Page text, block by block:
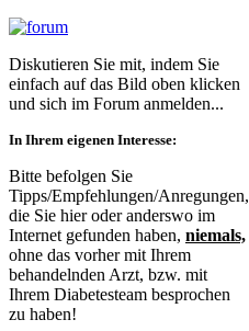
Diskutieren Sie mit, indem Sie
einfach auf das Bild oben klicken
und sich im Forum anmelden...
In Ihrem eigenen Interesse:
Bitte befolgen Sie
Tipps/Empfehlungen/Anregungen,
die Sie hier oder anderswo im
Internet gefunden haben, niemals,
ohne das vorher mit Ihrem
behandelnden Arzt, bzw. mit
Ihrem Diabetesteam besprochen
zu haben!